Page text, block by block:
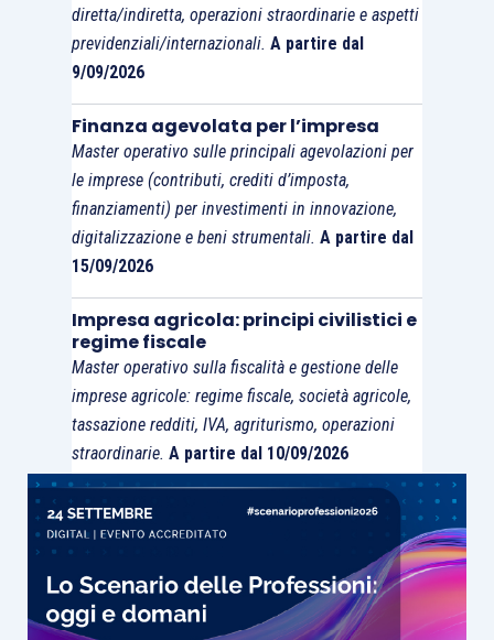
però al Tribunale poteri di verifica della fattibilità
anche economica dello stesso, tenendo conto
Con riferimento aicompensideiprofessionisti
nominati dal debitore (advisorlegale, finanziario,
attestatore, periti), il legislatore delegato dovrà
inoltre determinare l’entità massima delle somme
proporzionalmente all’attivo della procedura. La
delega stabilisce inoltre che i
professionisti
sorti in funzione
della procedura
assumeranno naturaprededucibilesolo
subordinatamente all’ammissione
proposta concordataria, riordinando dunque una
questione ampiamente dibattuta dalla
giurisprudenza.
Da ultimo, la delega stabilisce la necessità di
diretta/indiretta, operazioni straordinarie e aspetti
previdenziali/internazionali. A partire dal
9/09/2026
Finanza agevolata per l’impresa
Master operativo sulle principali agevolazioni per
le imprese (contributi, crediti d’imposta,
finanziamenti) per investimenti in innovazione,
digitalizzazione e beni strumentali. A partire dal
15/09/2026
Impresa agricola: principi civilistici e
regime fiscale
Master operativo sulla fiscalità e gestione delle
imprese agricole: regime fiscale, società agricole,
tassazione redditi, IVA, agriturismo, operazioni
straordinarie. A partire dal 10/09/2026